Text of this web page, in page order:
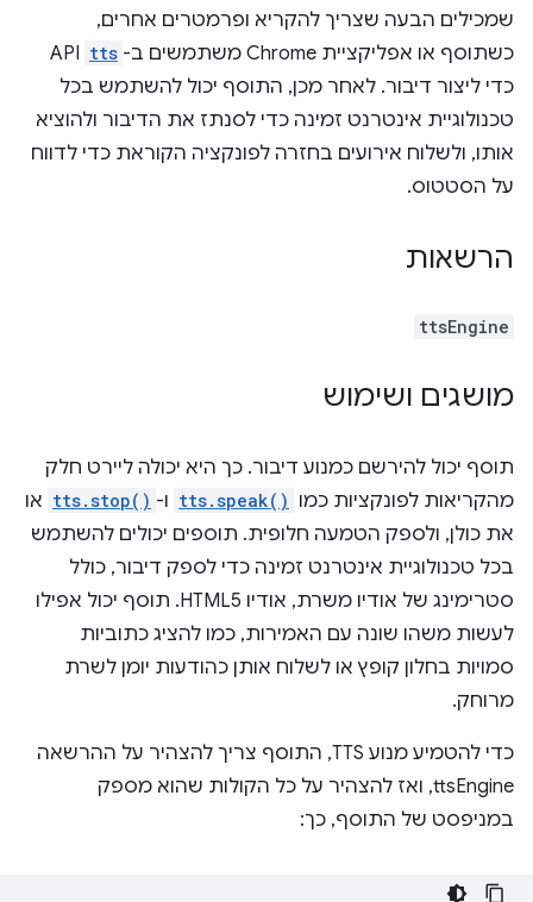
שמכילים הבעה שצריך להקריא ופרמטרים אחרים,
כשתוסף או אפליקציית Chrome משתמשים ב-
tts
API
כדי ליצור דיבור. לאחר מכן, התוסף יכול להשתמש בכל
טכנולוגיית אינטרנט זמינה כדי לסנתז את הדיבור ולהוציא
אותו, ולשלוח אירועים בחזרה לפונקציה הקוראת כדי לדווח
על הסטטוס.
הרשאות
ttsEngine
מושגים ושימוש
תוסף יכול להירשם כמנוע דיבור. כך היא יכולה ליירט חלק
מהקריאות לפונקציות כמו tts.speak() ו- tts.stop() או
את כולן, ולספק הטמעה חלופית. תוספים יכולים להשתמש
בכל טכנולוגיית אינטרנט זמינה כדי לספק דיבור, כולל
סטרימינג של אודיו משרת, אודיו HTML5. תוסף יכול אפילו
לעשות משהו שונה עם האמירות, כמו להציג כתוביות
סמויות בחלון קופץ או לשלוח אותן כהודעות יומן לשרת
מרוחק.
כדי להטמיע מנוע TTS, התוסף צריך להצהיר על ההרשאה
ttsEngine, ואז להצהיר על כל הקולות שהוא מספק
במניפסט של התוסף, כך: